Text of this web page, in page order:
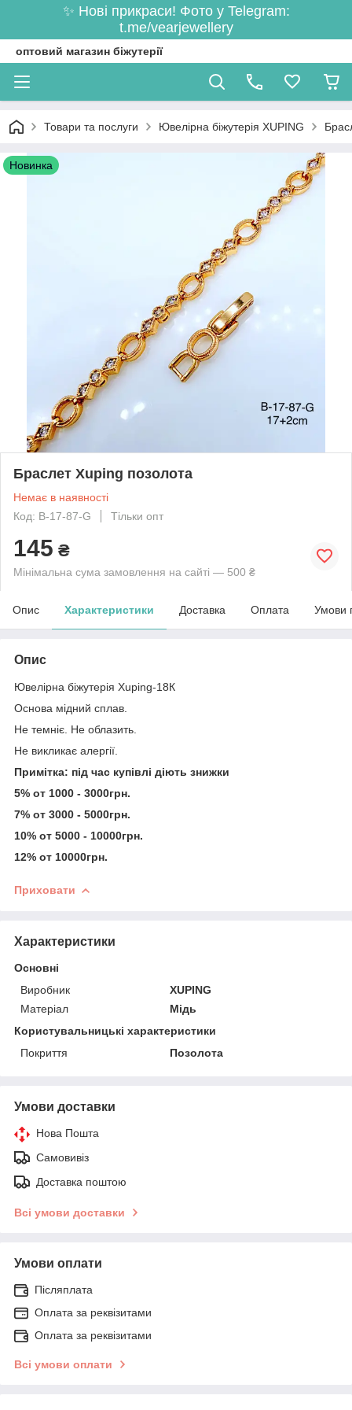
✨ Нові прикраси! Фото у Telegram:
t.me/vearjewellery
оптовий магазин біжутерії
Товари та послуги Ювелірна біжутерія XUPING
Новинка
Браслет Xuping позолота
Немає в наявності
Код: B-17-87-G
Тільки опт
145 ₴
Мінімальна сума замовлення на сайті — 500 ₴
Опис Характеристики Доставка Оплата Умови
Опис
Ювелірна біжутерія Xuping-18К
Основа мідний сплав.
Не темніє. Не облазить.
Не викликає алергії.
Примітка: під час купівлі діють знижки
5% от 1000 - 3000грн.
7% от 3000 - 5000грн.
10% от 5000 - 10000грн.
12% от 10000грн.
Приховати
Характеристики
Основні
Виробник
XUPING
Матеріал
Мідь
Користувальницькі характеристики
Покриття
Позолота
Умови доставки
Нова Пошта
Самовивіз
Доставка поштою
Всі умови доставки
Умови оплати
Післяплата
Оплата за реквізитами
Оплата за реквізитами
Всі умови оплати